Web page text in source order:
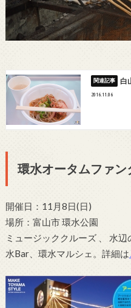
白
2016.11.06
環水オータムファン
開催日：11月8日(日)
場所：富山市 環水公園
ミュージッククルーズ 、 水
水Bar、環水マルシェ。詳細は